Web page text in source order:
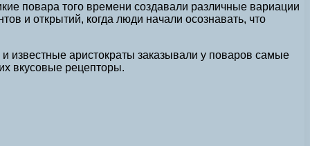
повара того времени создавали различные вариации
и открытий, когда люди начали осознавать, что
известные аристократы заказывали у поваров самые
вкусовые рецепторы.